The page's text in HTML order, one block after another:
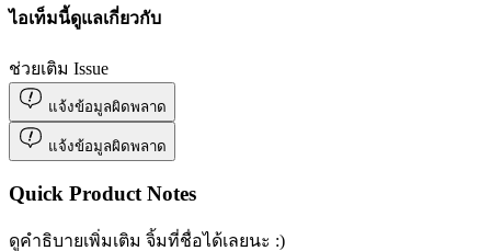
ไอเท็มนี้ดูแลเกี่ยวกับ
ช่วยเติม Issue
แจ้งข้อมูลผิดพลาด
แจ้งข้อมูลผิดพลาด
Quick Product Notes
ดูคำธิบายเพิ่มเติม จิ้มที่ชื่อได้เลยนะ :)